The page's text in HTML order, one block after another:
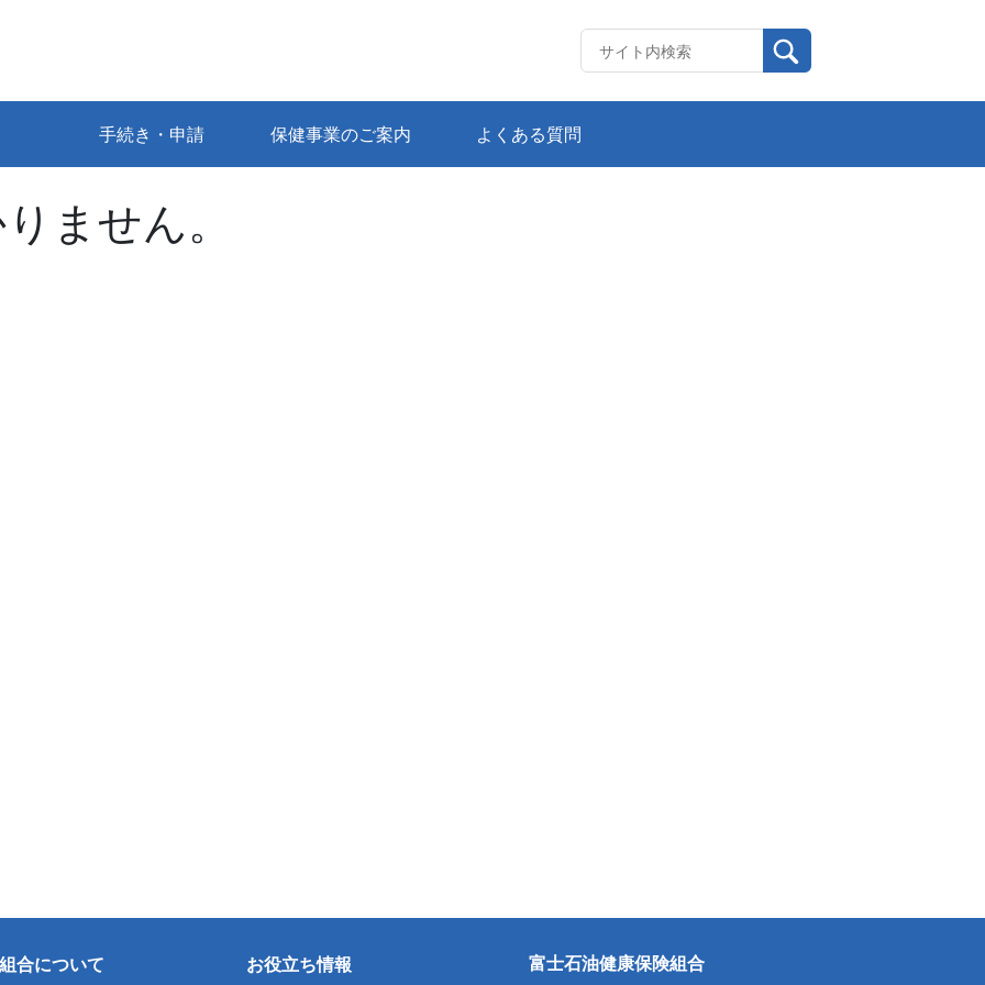
手続き・申請 保健事業のご案内 よくある質問
ません。
合について お役立ち情報 富士石油健康保険組合